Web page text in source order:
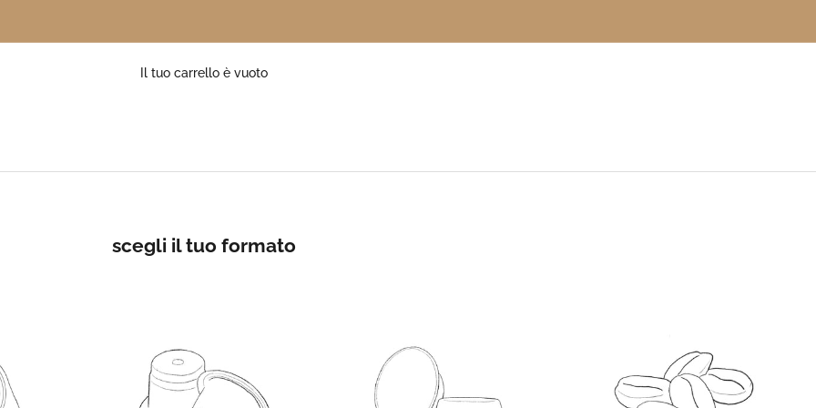
Il tuo carrello è vuoto
scegli il tuo formato